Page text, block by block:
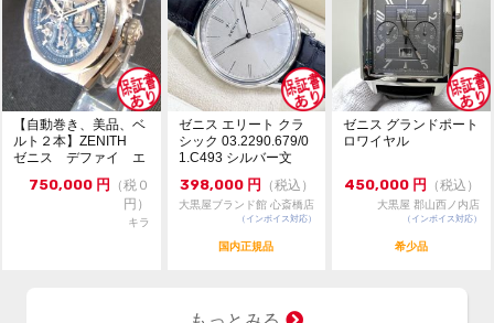
【自動巻き、美品、ベ
ルト２本】ZENITH
ゼニス デファイ エ
750,000 円 （税０
円）
キラ
ゼニス エリート クラ
シック 03.2290.679/0
1.C493 シルバー文
398,000 円 （税込）
大黒屋ブランド館 心斎橋店
（インボイス対応）
国内正規品
ゼニス グランドポート
ロワイヤル
450,000 円 （税込）
大黒屋 郡山西ノ内店
（インボイス対応）
希少品